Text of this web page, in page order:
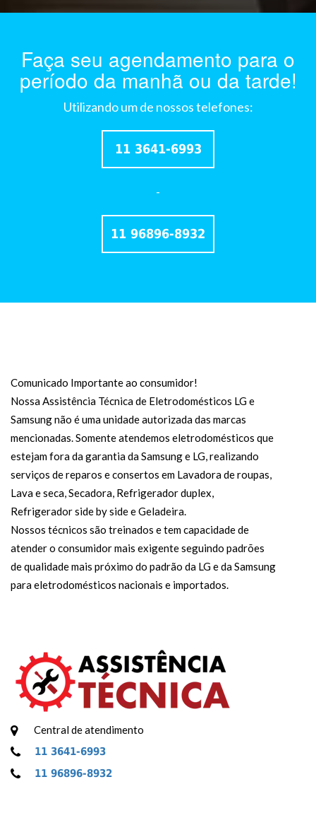
Faça seu agendamento para o
período da manhã ou da tarde!
Utilizando um de nossos telefones:
11 3641-6993
-
11 96896-8932
Comunicado Importante ao consumidor!
Nossa Assistência Técnica de Eletrodomésticos LG e
Samsung não é uma unidade autorizada das marcas
mencionadas. Somente atendemos eletrodomésticos que
estejam fora da garantia da Samsung e LG, realizando
serviços de reparos e consertos em Lavadora de roupas,
Lava e seca, Secadora, Refrigerador duplex,
Refrigerador side by side e Geladeira.
Nossos técnicos são treinados e tem capacidade de
atender o consumidor mais exigente seguindo padrões
de qualidade mais próximo do padrão da LG e da Samsung
para eletrodomésticos nacionais e importados.
Central de atendimento
11 3641-6993
11 96896-8932